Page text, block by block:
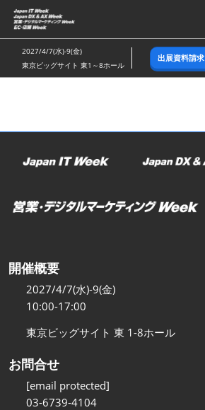
ス
キ
ッ
し
む
2027/4/7(水)-9(金)
東京ビッグサイト 東1～8ホール
出展資料請求
開催概要
2027/4/7(水)-9(金)
10:00-17:00
東京ビッグサイト 東 1-8ホール
お問合せ
[email protected]
03-6739-4104